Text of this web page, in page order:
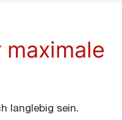
langlebig sein.